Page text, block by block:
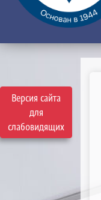
Версия сайта
для
слабовидящих